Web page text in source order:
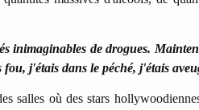
inimaginables de drogues.
j'étais dans le péché, j'étais
salles où des stars